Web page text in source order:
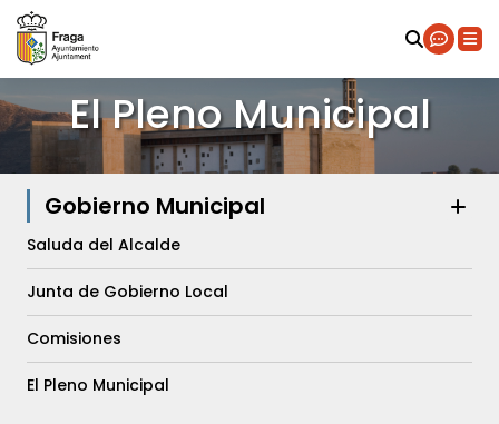
El Pleno Municipal
Gobierno Municipal
Saluda del Alcalde
Junta de Gobierno Local
Comisiones
El Pleno Municipal